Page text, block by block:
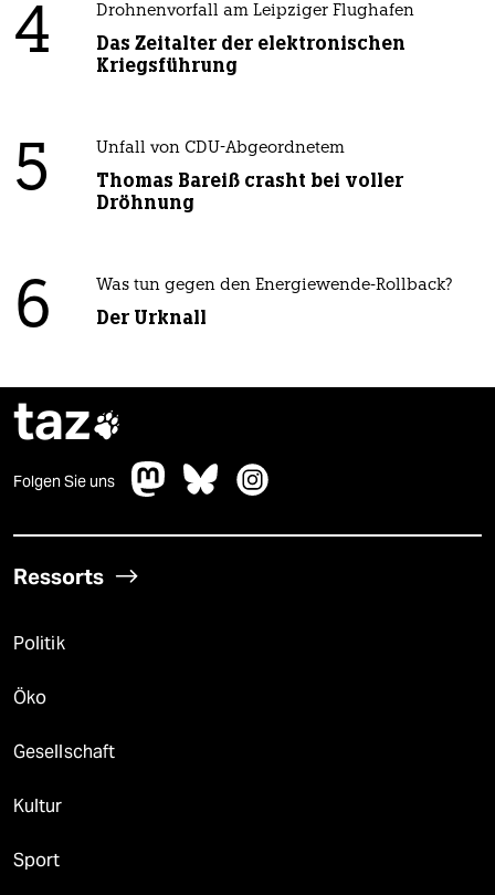
4 Drohnenvorfall am Leipziger Flughafen
Das Zeitalter der elektronischen
Kriegsführung
5 Unfall von CDU-Abgeordnetem
Thomas Bareiß crasht bei voller
Dröhnung
6 Was tun gegen den Energiewende-Rollback?
Der Urknall
taz
Folgen Sie uns
Ressorts
Politik
Öko
Gesellschaft
Kultur
Sport